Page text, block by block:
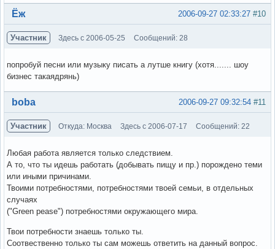
Вне форума #10
2006-09-27 02:33:27
Ёж
Участник Здесь с 2006-05-25 Сообщений: 28
попробуй песни или музыку писать а лутше книгу (хотя....... шоу
бизнес такаядрянь)
Вне форума #11
2006-09-27 09:32:54
boba
Участник Откуда: Москва Здесь с 2006-07-17 Сообщений: 22
Любая работа является только следствием.
А то, что ты идешь работать (добывать пищу и пр.) порождено теми
или иными причинами.
Твоими потребностями, потребностями твоей семьи, в отдельных
случаях
("Green pease") потребностями окружающего мира.
Твои потребности знаешь только ты.
Соотвественно только ты сам можешь ответить на данный вопрос.